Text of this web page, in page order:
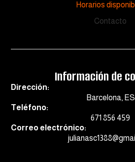
Horarios
Contacto
Información de
Dirección:
Barcelona, ES
Teléfono:
671 856 459
Correo electrónico: